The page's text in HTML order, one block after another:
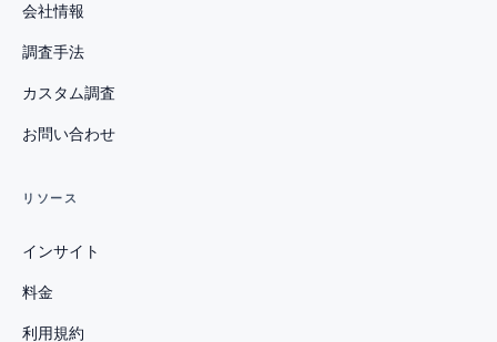
会社情報
調査手法
カスタム調査
お問い合わせ
リソース
インサイト
料金
利用規約